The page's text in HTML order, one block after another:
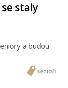
staly
a budou
senioři